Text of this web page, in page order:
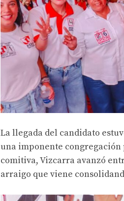
La llegada del candidato
una imponente congregación
comitiva, Vizcarra avanzó
arraigo que viene